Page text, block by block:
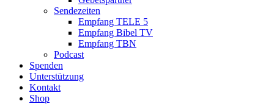
Sendezeiten
Empfang TELE 5
Empfang Bibel TV
Empfang TBN
Podcast
Spenden
Unterstützung
Kontakt
Shop